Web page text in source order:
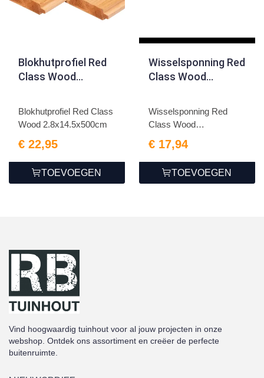
Blokhutprofiel Red
Class Wood
Blokhutprofiel Red Class
Wood 2.8x14.5x500cm
€ 22,95
TOEVOEGEN
Wisselsponning Red
Class Wood
Wisselsponning Red
Class Wood
€ 17,94
TOEVOEGEN
Vind hoogwaardig tuinhout voor al jouw projecten in onze
webshop. Ontdek ons assortiment en creëer de perfecte
buitenruimte.